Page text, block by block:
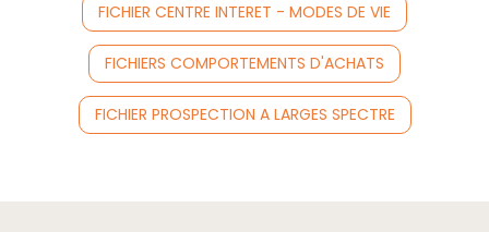
FICHIER CENTRE INTERET - MODES DE VIE
FICHIERS COMPORTEMENTS D'ACHATS
FICHIER PROSPECTION A LARGES SPECTRE